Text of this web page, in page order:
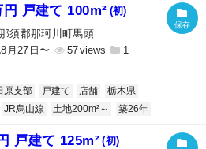
円 戸建て 100m² (初)
須郡那珂川町馬頭
月27日〜
57 1
原支部 戸建て 店舗
栃木県
JR烏山線 土地200m²～ 築26年
戸建て 125m² (初)